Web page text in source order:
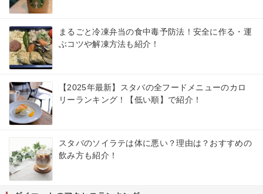
まるごと冷凍弁当の食中毒予防法！安全に作る・運
ぶコツや解凍方法も紹介！
【2025年最新】スタバの全フードメニューのカロ
リーランキング！【低い順】で紹介！
スタバのソイラテは体に悪い？理由は？おすすめの
飲み方も紹介！